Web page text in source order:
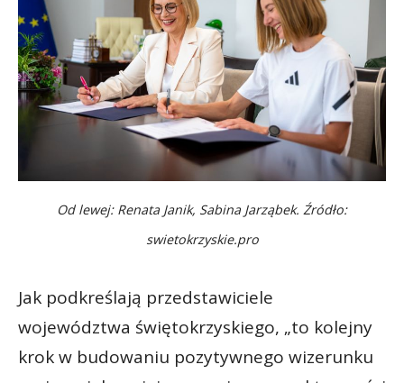
Od lewej: Renata Janik, Sabina Jarząbek. Źródło:
swietokrzyskie.pro
Jak podkreślają przedstawiciele
województwa świętokrzyskiego, „to kolejny
krok w budowaniu pozytywnego wizerunku